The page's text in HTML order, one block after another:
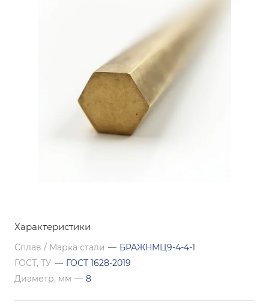
Характеристики
Сплав / Марка стали — БРАЖНМЦ9-4-4-1
ГОСТ, ТУ — ГОСТ 1628-2019
Диаметр, мм — 8